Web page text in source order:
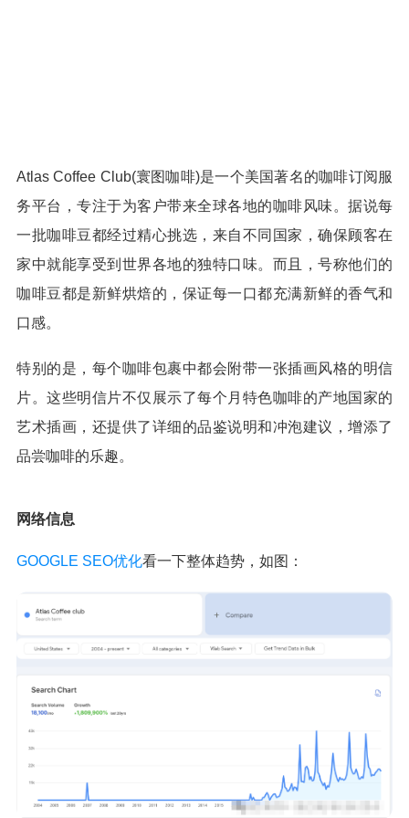
Atlas Coffee Club(寰图咖啡)是一个美国著名的咖啡订阅服
务平台，专注于为客户带来全球各地的咖啡风味。据说每
一批咖啡豆都经过精心挑选，来自不同国家，确保顾客在
家中就能享受到世界各地的独特口味。而且，号称他们的
咖啡豆都是新鲜烘焙的，保证每一口都充满新鲜的香气和
口感。
特别的是，每个咖啡包裹中都会附带一张插画风格的明信
片。这些明信片不仅展示了每个月特色咖啡的产地国家的
艺术插画，还提供了详细的品鉴说明和冲泡建议，增添了
品尝咖啡的乐趣。
网络信息
GOOGLE SEO优化看一下整体趋势，如图：